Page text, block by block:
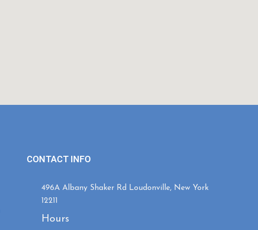
CONTACT INFO
496A Albany Shaker Rd Loudonville, New York
12211
Hours